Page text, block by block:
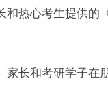
热心考生提供的
长和考研学子在